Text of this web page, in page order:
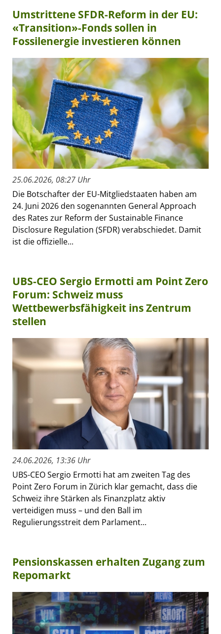
Umstrittene SFDR-Reform in der EU:
«Transition»-Fonds sollen in
Fossilenergie investieren können
25.06.2026, 08:27 Uhr
Die Botschafter der EU-Mitgliedstaaten haben am
24. Juni 2026 den sogenannten General Approach
des Rates zur Reform der Sustainable Finance
Disclosure Regulation (SFDR) verabschiedet. Damit
ist die offizielle...
UBS-CEO Sergio Ermotti am Point Zero
Forum: Schweiz muss
Wettbewerbsfähigkeit ins Zentrum
stellen
24.06.2026, 13:36 Uhr
UBS-CEO Sergio Ermotti hat am zweiten Tag des
Point Zero Forum in Zürich klar gemacht, dass die
Schweiz ihre Stärken als Finanzplatz aktiv
verteidigen muss – und den Ball im
Regulierungsstreit dem Parlament...
Pensionskassen erhalten Zugang zum
Repomarkt